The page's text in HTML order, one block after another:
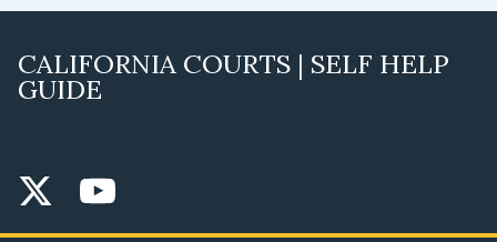
CALIFORNIA COURTS | SELF HELP
GUIDE